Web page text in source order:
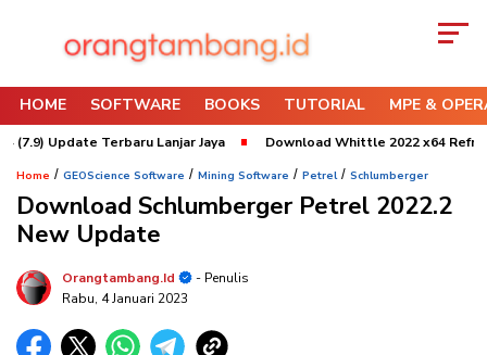
HOME SOFTWARE BOOKS TUTORIAL MPE &
Terbaru Lanjar Jaya Download Whittle 2022 x64 Refresh 3
Home / GEOScience Software / Mining Software / Petrel/ Schlumberger
Download Schlumberger Petrel 2022.2
New Update
Orangtambang.id
- Penulis
Rabu, 4 Januari 2023